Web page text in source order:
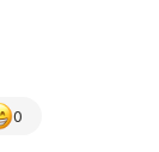
0